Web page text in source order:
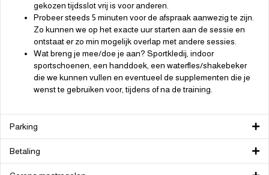
gekozen tijdsslot vrij is voor anderen.
Probeer steeds 5 minuten voor de afspraak aanwezig te zijn.
Zo kunnen we op het exacte uur starten aan de sessie en
ontstaat er zo min mogelijk overlap met andere sessies.
Wat breng je mee/doe je aan? Sportkledij, indoor
sportschoenen, een handdoek, een waterfles/shakebeker
die we kunnen vullen en eventueel de supplementen die je
wenst te gebruiken voor, tijdens of na de training.
Parking
Betaling